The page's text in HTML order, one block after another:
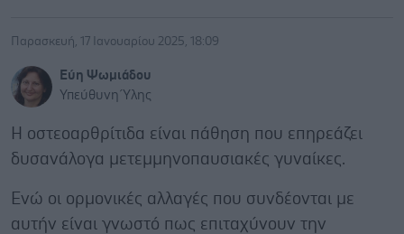
Παρασκευή, 17 Ιανουαρίου 2025, 18:09
Εύη Ψωμιάδου
Υπεύθυνη Ύλης
Η οστεοαρθρίτιδα είναι πάθηση που επηρεάζει
δυσανάλογα μετεμμηνοπαυσιακές γυναίκες.
Ενώ οι ορμονικές αλλαγές που συνδέονται με
αυτήν είναι γνωστό πως επιταχύνουν την